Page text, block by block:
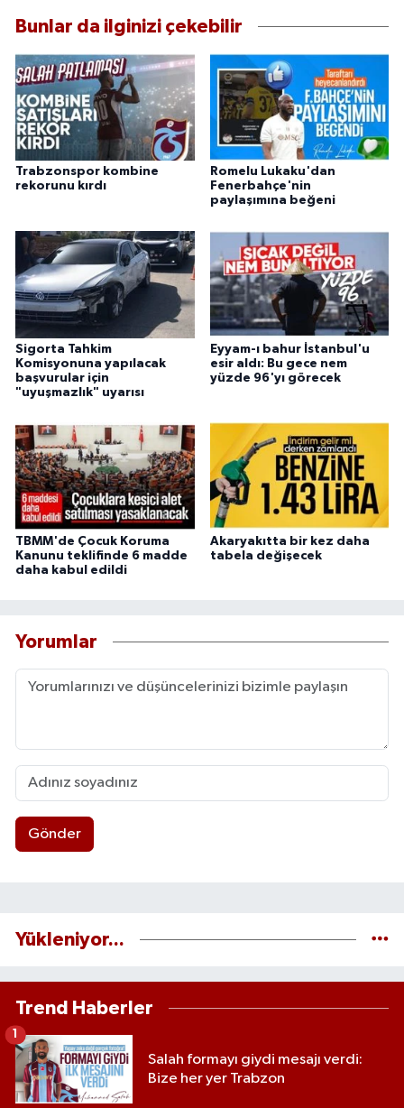
Bunlar da ilginizi çekebilir
Trabzonspor kombine
rekorunu kırdı
Romelu Lukaku'dan
Fenerbahçe'nin
paylaşımına beğeni
Sigorta Tahkim
Komisyonuna yapılacak
başvurular için
"uyuşmazlık" uyarısı
Eyyam-ı bahur İstanbul'u
esir aldı: Bu gece nem
yüzde 96'yı görecek
TBMM'de Çocuk Koruma
Kanunu teklifinde 6 madde
daha kabul edildi
Akaryakıtta bir kez daha
tabela değişecek
Yorumlar
Gönder
Yükleniyor...
Trend Haberler
Salah formayı giydi mesajı verdi:
Bize her yer Trabzon